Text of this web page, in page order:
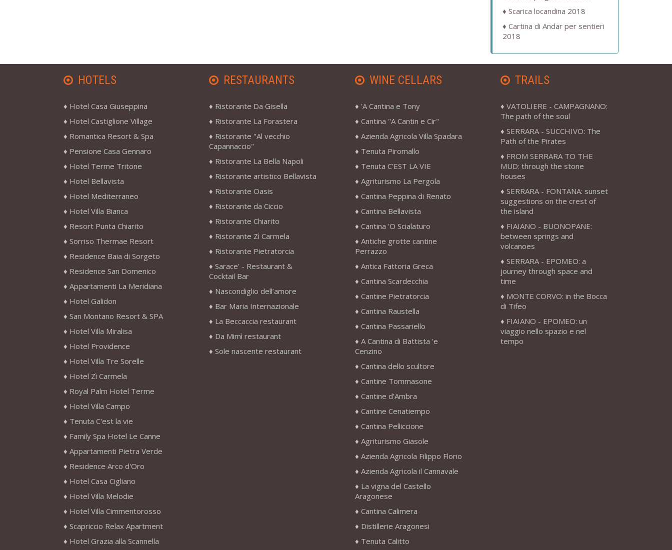
Scarica locandina 2018
Cartina di Andar per sentieri
2018
HOTELS
Hotel Casa Giuseppina
Hotel Castiglione Village
Romantica Resort & Spa
Pensione Casa Gennaro
Hotel Terme Tritone
Hotel Bellavista
Hotel Mediterraneo
Hotel Villa Bianca
Resort Punta Chiarito
Sorriso Thermae Resort
Residence Baia di Sorgeto
Residence San Domenico
Appartamenti La Meridiana
Hotel Galidon
San Montano Resort & SPA
Hotel Villa Miralisa
Hotel Providence
Hotel Villa Tre Sorelle
Hotel Zì Carmela
Royal Palm Hotel Terme
Hotel Villa Campo
Tenuta C'est la vie
Family Spa Hotel Le Canne
Appartamenti Pietra Verde
Residence Arco d'Oro
Hotel Casa Cigliano
Hotel Villa Melodie
Hotel Villa Cimmentorosso
Scapriccio Relax Apartment
Hotel Grazia alla Scannella
RESTAURANTS
Ristorante Da Gisella
Ristorante La Forastera
Ristorante "Al vecchio
Capannaccio"
Ristorante La Bella Napoli
Ristorante artistico Bellavista
Ristorante Oasis
Ristorante da Ciccio
Ristorante Chiarito
Ristorante Zì Carmela
Ristorante Pietratorcia
Sarace' - Restaurant &
Cocktail Bar
Nascondiglio dell’amore
Bar Maria Internazionale
La Beccaccia restaurant
Da Mimì restaurant
Sole nascente restaurant
WINE CELLARS
'A Cantina e Tony
Cantina "A Cantin e Cir"
Azienda Agricola Villa Spadara
Tenuta Piromallo
Tenuta C’EST LA VIE
Agriturismo La Pergola
Cantina Peppina di Renato
Cantina Bellavista
Cantina 'O Scialaturo
Antiche grotte cantine
Perrazzo
Antica Fattoria Greca
Cantina Scardecchia
Cantine Pietratorcia
Cantina Raustella
Cantina Passariello
A Cantina di Battista 'e
Cenzino
Cantina dello scultore
Cantine Tommasone
Cantine d’Ambra
Cantine Cenatiempo
Cantina Pelliccione
Agriturismo Giasole
Azienda Agricola Filippo Florio
Azienda Agricola il Cannavale
La vigna del Castello
Aragonese
Cantina Calimera
Distillerie Aragonesi
Tenuta Calitto
TRAILS
VATOLIERE - CAMPAGNANO:
The path of the soul
SERRARA - SUCCHIVO: The
Path of the Pirates
FROM SERRARA TO THE
MUD: through the stone
houses
SERRARA - FONTANA: sunset
suggestions on the crest of
the island
FIAIANO - BUONOPANE:
between springs and
volcanoes
SERRARA - EPOMEO: a
journey through space and
time
MONTE CORVO: in the Bocca
di Tifeo
FIAIANO - EPOMEO: un
viaggio nello spazio e nel
tempo